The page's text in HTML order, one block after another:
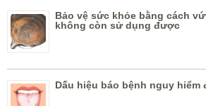
Bảo vệ sức khỏe bằng cách
không còn sử dụng được
Dấu hiệu báo bệnh nguy hiểm